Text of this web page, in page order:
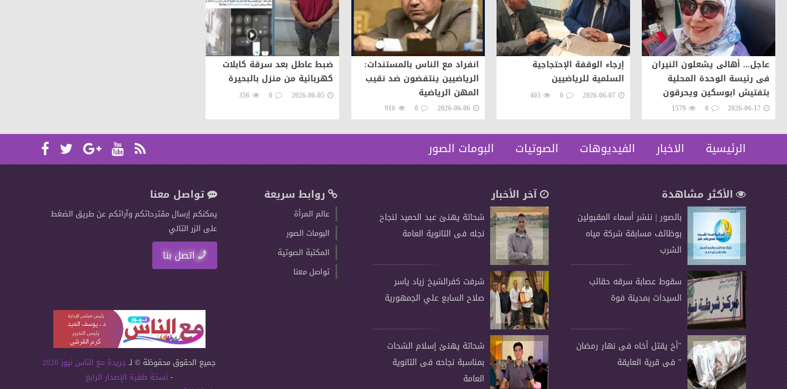
عاجل... أهالى يشعلون النيران
فى رئيسة الوحدة المحلية
بتفتيش ابوسكين ويحرقون
سيارتها اعتراضات على تنفيذ
قرار إزالة..
2026-06-17
0
1579
إرجاء الوقفة الإحتجاجية
السلمية للرياضيين
2026-06-07
0
403
انفراد مع الناس بالمستندات:
الرياضيين ينتفضون ضد نقيب
المهن الرياضية
2026-06-06
0
916
ضبط عاطل بعد سرقة كابلات
كهربائية من منزل بالبحيرة
2026-06-05
0
356
الرئيسية الاخبار الفيديوهات الصوتيات البومات الصور
الأكثر مشاهدة
بالصور | ننشر أسماء المقبولين
بوظائف مسابقة شركة مياه
الشرب
سقوط عصابة سرقه حقائب
السيدات بمدينة فوة
"أخ يقتل أخاه فى نهار رمضان
" فى قرية العايقة
آخر الأخبار
شحاتة يهنئ عبد الحميد لنجاح
نجله فى الثانوية العامة
شرفت كفرالشيخ زياد ياسر
صلاح السابع علي الجمهورية
شحاتة يهنئ إسلام الشحات
بمناسبة نجاحه فى الثانوية
العامة
روابط سريعة
عالم المرأة
البومات الصور
المكتبة الصوتية
تواصل معنا
تواصل معنا
يمكنكم إرسال مقترحاتكم وآرائكم عن طريق الضغط
على الزر التالي
اتصل بنا
جميع الحقوق محفوظة © لـ جريدة مع الناس نيوز 2026
- نسخة طفرة الإصدار الرابع